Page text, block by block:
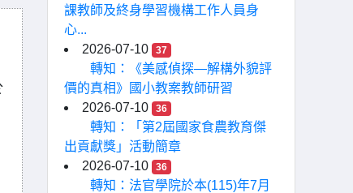
課教師及終身學習機構工作人員身
心...
2026-07-10
37
轉知：《美感偵探—解構外貌評
價的真相》國小教案教師研習
2026-07-10
36
轉知：「第2屆國家食農教育傑
出貢獻獎」活動簡章
2026-07-10
36
轉知：法官學院於本(115)年7月